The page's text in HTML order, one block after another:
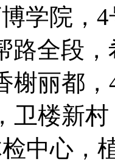
学院，
路全段
榭丽都
卫楼新
中心，